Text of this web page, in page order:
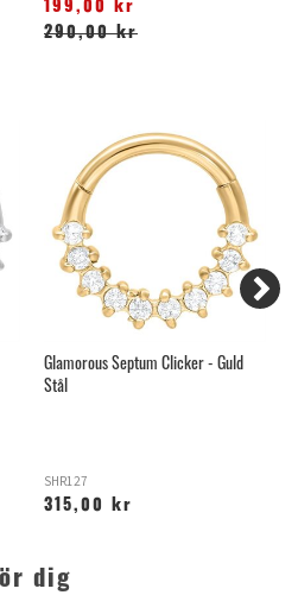
199,00 kr
290,00 kr
Glamorous Septum Clicker - Guld
Stål
SHR127
315,00 kr
dig